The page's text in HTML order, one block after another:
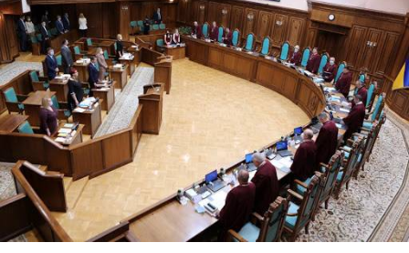
#ООС
#боротьба
з
корупцією
#ДФС #Київ #коронавірус